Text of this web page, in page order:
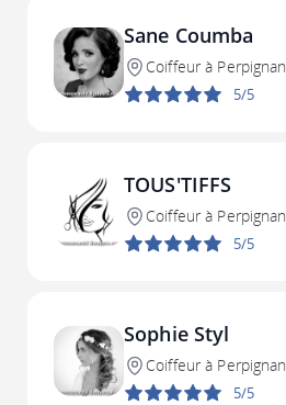
Sane Coumba
Coiffeur à Perpignan
5/5
TOUS'TIFFS
Coiffeur à Perpignan
5/5
Sophie Styl
Coiffeur à Perpignan
5/5